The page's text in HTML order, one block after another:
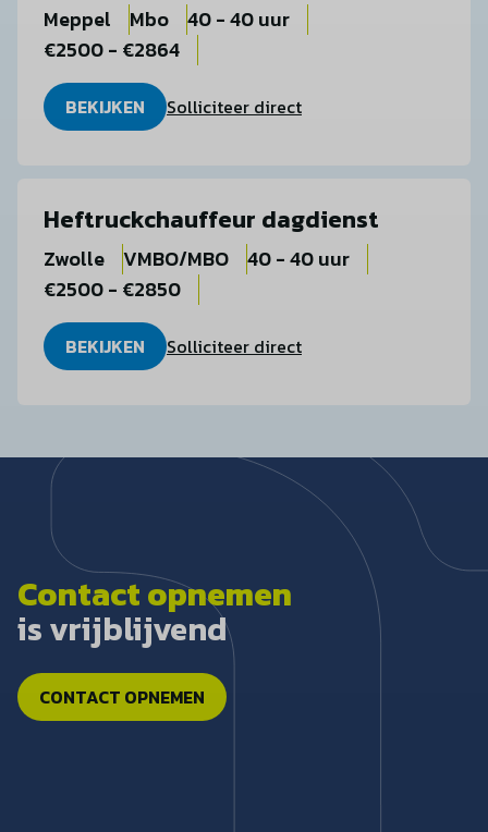
Meppel Mbo
40 - 40 uur
€2500 - €2864
BEKIJKEN Solliciteer direct
Heftruckchauffeur dagdienst
Zwolle VMBO/MBO
40 - 40 uur
€2500 - €2850
BEKIJKEN Solliciteer direct
Contact opnemen
is vrijblijvend
CONTACT OPNEMEN